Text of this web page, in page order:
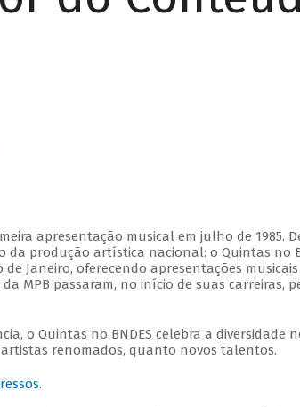
apresentação musical em julho de 1985.
da produção artística nacional: o Quintas no
Janeiro, oferecendo apresentações
MPB passaram, no início de suas carreiras,
o Quintas no BNDES celebra a diversidade
renomados, quanto novos talentos.
.